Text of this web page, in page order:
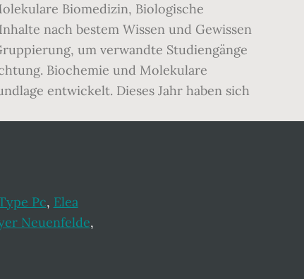
Biomedizin, Biologische
nach bestem Wissen und Gewissen
um verwandte Studiengänge
Biochemie und Molekulare
entwickelt. Dieses Jahr haben sich
Pc, Elea
Neuenfelde,